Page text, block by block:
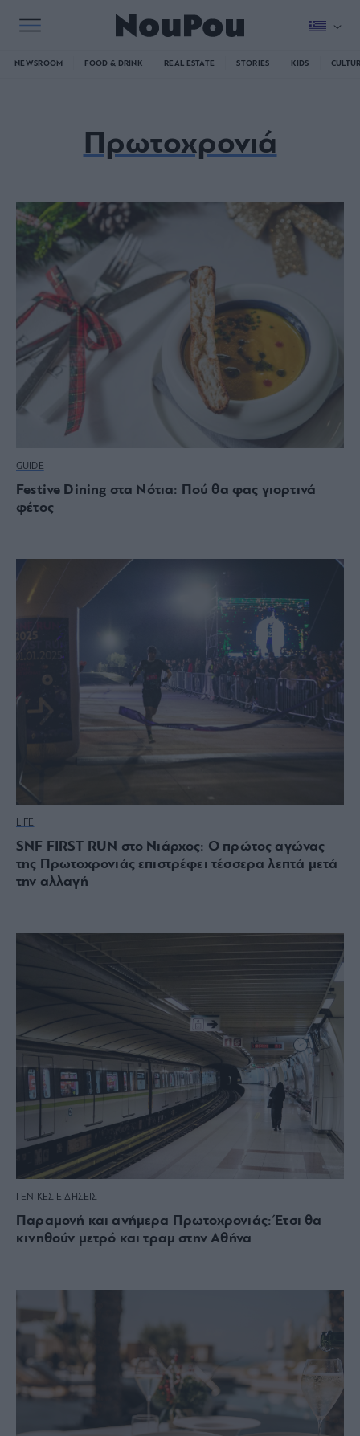
NEWSROOM FOOD & DRINK REAL ESTATE STORIES KIDS
Πρωτοχρονιά
GUIDE
Festive Dining στα Νότια: Πού θα φας γιορτινά
φέτος
LIFE
SNF FIRST RUN στο Νιάρχος: Ο πρώτος αγώνας
της Πρωτοχρονιάς επιστρέφει τέσσερα λεπτά μετά
την αλλαγή
ΓΕΝΙΚΕΣ ΕΙΔΗΣΕΙΣ
Παραμονή και ανήμερα Πρωτοχρονιάς: Έτσι θα
κινηθούν μετρό και τραμ στην Αθήνα